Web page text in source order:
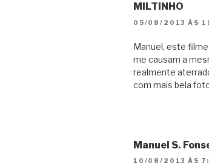
MILTINHO
05/08/2013 ÀS
Manuel, este
me causam a
realmente
com mais bela
Manuel S.
10/08/2013 ÀS